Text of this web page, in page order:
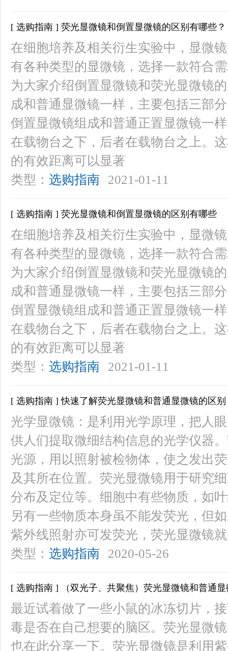
[ 选购指南 ] 荧光显微镜和倒置显微镜的区别有哪些？
在细胞培养及相关衍生实验中，显微
有各种类型的显微镜，选择一款符合
为大家介绍倒置显微镜和荧光显微镜
成和普通显微镜一样，主要包括三部
倒置显微镜组成和普通正置显微镜一
在载物台之下，后者在载物台之上。
的有效距离可以显著
类型： 选购指南 2021-01-11
[ 选购指南 ] 荧光显微镜和倒置显微镜的区别有哪些
在细胞培养及相关衍生实验中，显微
有各种类型的显微镜，选择一款符合
为大家介绍倒置显微镜和荧光显微镜
成和普通显微镜一样，主要包括三部
倒置显微镜组成和普通正置显微镜一
在载物台之下，后者在载物台之上。
的有效距离可以显著
类型： 选购指南 2021-01-11
[ 选购指南 ] 快速了解荧光显微镜和普通显微镜的区别
光学显微镜：是利用光学原理，把人
供人们提取微细结构信息的光学仪器
光源，用以照射被检物体，使之发出
及其所在位置。荧光显微镜用于研究
分布及定位等。细胞中有些物质，如
另有一些物质本身虽不能发荧光，但
紫外线照射亦可发荧光，荧光显微镜
类型： 选购指南 2020-05-26
[ 选购指南 ] （双光子、共聚焦）荧光显微镜和普通
最近试着做了一些小鼠的冰冻切片，
毒是否在自己想要的脑区。荧光显微
也在此分享一下。荧光显微镜是利用